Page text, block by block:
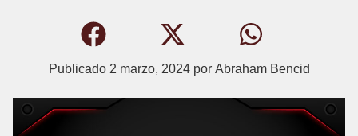
Publicado 2 marzo, 2024por Abraham Bencid